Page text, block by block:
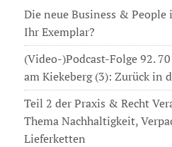
Die neue Business & People
Ihr Exemplar?
(Video-)Podcast-Folge 92.
am Kiekeberg (3): Zurück in
Teil 2 der Praxis & Recht
Thema Nachhaltigkeit,
Lieferketten